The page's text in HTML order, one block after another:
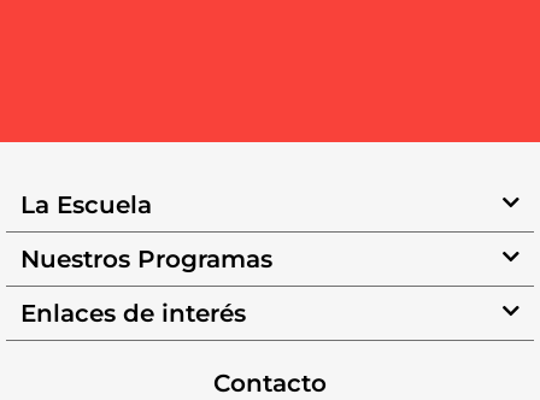
La Escuela
Nuestros Programas
Enlaces de interés
Contacto